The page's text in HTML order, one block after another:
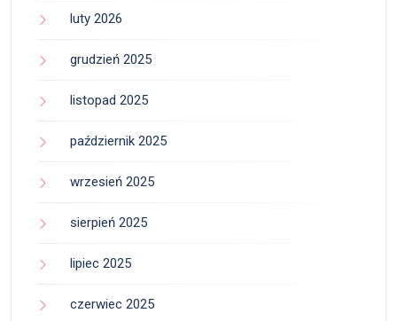
luty 2026
grudzień 2025
listopad 2025
październik 2025
wrzesień 2025
sierpień 2025
lipiec 2025
czerwiec 2025